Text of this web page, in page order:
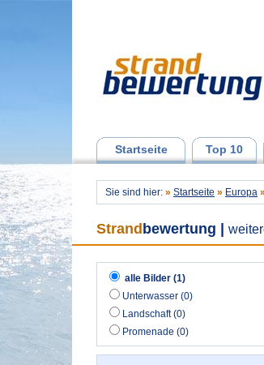
Startseite Top 10
Sie sind hier: » Startseite » Europa »
Strand bewertung
alle Bilder (1)
Unterwasser (0)
Landschaft (0)
Promenade (0)